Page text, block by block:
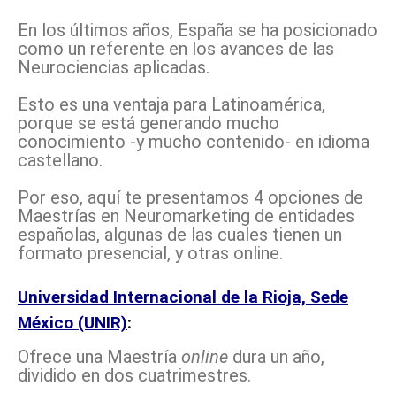
En los últimos años, España se ha posicionado
como un referente en los avances de las
Neurociencias aplicadas.
Esto es una ventaja para Latinoamérica,
porque se está generando mucho
conocimiento -y mucho contenido- en idioma
castellano.
Por eso, aquí te presentamos 4 opciones de
Maestrías en Neuromarketing de entidades
españolas, algunas de las cuales tienen un
formato presencial, y otras online.
Universidad Internacional de la Rioja, Sede
México (UNIR):
Ofrece una Maestría online dura un año,
dividido en dos cuatrimestres.